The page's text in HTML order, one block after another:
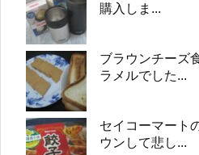
購入しま...
ブラウンチーズ
ラメルでした...
セイコーマート
ウンして悲し...